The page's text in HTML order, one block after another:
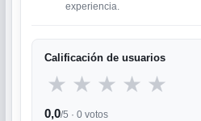
experiencia.
Calificación de usuarios
★ ★ ★ ★ ★
0,0/5 · 0 votos